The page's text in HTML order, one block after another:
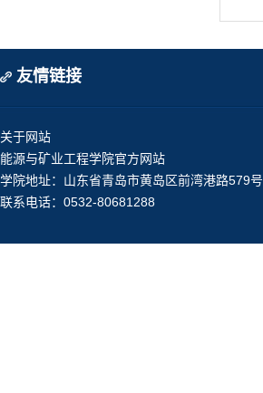
友情链接
关于网站
能源与矿业工程学院官方网站
学院地址：山东省青岛市黄岛区前湾港路579号
联系电话：0532-80681288